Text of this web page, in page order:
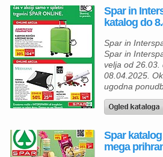
PRIHRANKOV
aprila do torka
2025 lahko
SPAR in
ponuja izjemne
za ugodne
ponudbi so
kakovostni
in
združujejo […]
Spar in
katalog do
Spar in
Spar in
velja od 26.03.
08.04.2025.
ugodna
Interspar
najboljše
odlične popuste
kakovostne
vam bodo
Spar
mega